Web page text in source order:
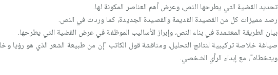
تحديد القضية التي يطرحها النص، وعرض أهم العناصر المكونة لها.
رصد مميزات كل من القصيدة القديمة والقصيدة الجديدة، كما وردت في النص.
بيان الطريقة المعتمدة في بناء النص، وإبراز الأساليب الموظفة في عرض القضية التي يطرحها.
صياغة خلاصة تركيبية لنتائج التحليل، ومناقشة قول الكاتب "إن من طبيعة الشعر الذي هو رؤيا
ويتخطاه"، مع إبداء الرأي الشخصي.